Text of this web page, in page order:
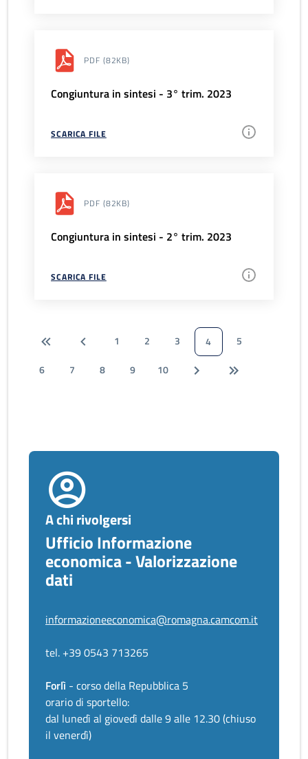
PDF (82KB)
Congiuntura in sintesi - 3° trim. 2023
SCARICA FILE
PDF (82KB)
Congiuntura in sintesi - 2° trim. 2023
SCARICA FILE
1 2 3 4
5
6
7 8 9 10
A chi rivolgersi
Ufficio Informazione
economica - Valorizzazione
dati
informazioneeconomica@romagna.camcom.it
tel. +39 0543 713265
Forlì - corso della Repubblica 5
orario di sportello:
dal lunedì al giovedì dalle 9 alle 12.30 (chiuso
il venerdì)